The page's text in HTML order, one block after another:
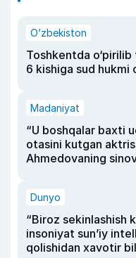
O‘zbekiston
Toshkentda o‘pirilib
6 kishiga sud hukmi
Madaniyat
“U boshqalar baxti
otasini kutgan
Ahmedovaning
Dunyo
“Biroz sekinlashish
insoniyat sun’iy
qolishidan xavotir